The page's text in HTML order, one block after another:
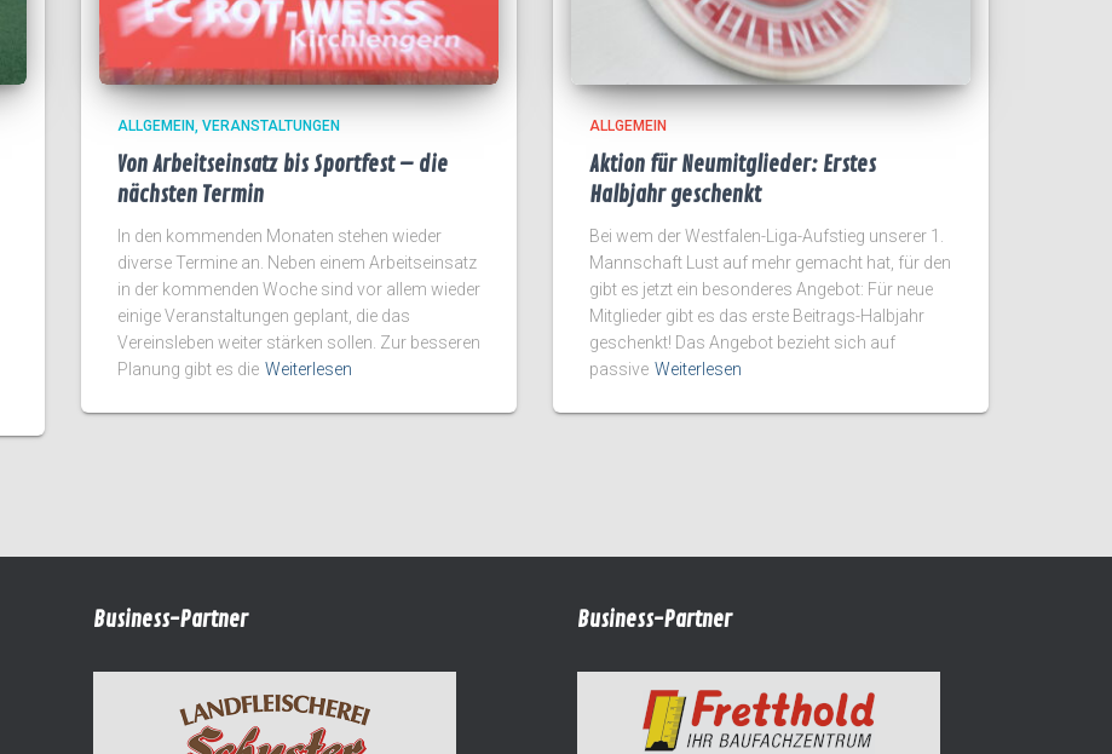
ALLGEMEIN VERANSTALTUNGEN
Von Arbeitseinsatz bis Sportfest – die
nächsten Termin
In den kommenden Monaten stehen wieder
diverse Termine an. Neben einem Arbeitseinsatz
in der kommenden Woche sind vor allem wieder
einige Veranstaltungen geplant, die das
Vereinsleben weiter stärken sollen. Zur besseren
Planung gibt es die Weiterlesen
ALLGEMEIN
Aktion für Neumitglieder: Erstes
Halbjahr geschenkt
Bei wem der Westfalen-Liga-Aufstieg unserer 1.
Mannschaft Lust auf mehr gemacht hat, für den
gibt es jetzt ein besonderes Angebot: Für neue
Mitglieder gibt es das erste Beitrags-Halbjahr
geschenkt! Das Angebot bezieht sich auf
passive Weiterlesen
Business-Partner Business-Partner